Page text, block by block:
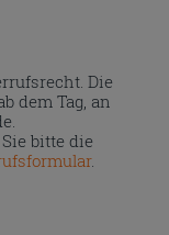
Die
dem Tag, an
bitte die
.